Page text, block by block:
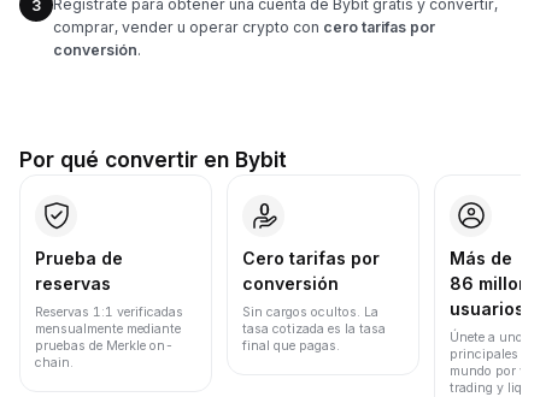
3
Regístrate para obtener una cuenta de Bybit gratis y convertir,
comprar, vender u operar crypto con cero tarifas por
conversión.
Por qué convertir en Bybit
Prueba de
reservas
Reservas 1:1 verificadas
mensualmente mediante
pruebas de Merkle on-
chain.
Cero tarifas por
conversión
Sin cargos ocultos. La
tasa cotizada es la tasa
final que pagas.
Más de
86
usuarios
Únete a uno
principales
mundo por
trading y